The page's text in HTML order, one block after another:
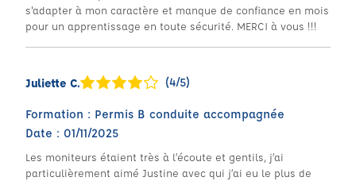
s'adapter à mon caractère et manque de confiance en mois
pour un apprentissage en toute sécurité. MERCI à vous !!!
Juliette C. (4/5)
Formation : Permis B conduite accompagnée
Date : 01/11/2025
Les moniteurs étaient très à l’écoute et gentils, j’ai
particulièrement aimé Justine avec qui j’ai eu le plus de